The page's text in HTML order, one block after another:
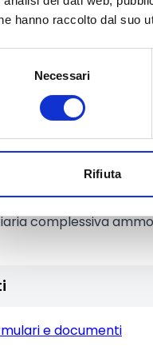
hanno raccolto dal suo
Necessari
Rifiuta
Proloco,
decreto
e
assimilabile) che
prevalentemente sul
complessiva
e documenti